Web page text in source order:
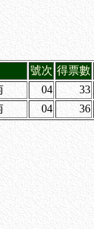
號次 得票數
南 04 33
南 04 36